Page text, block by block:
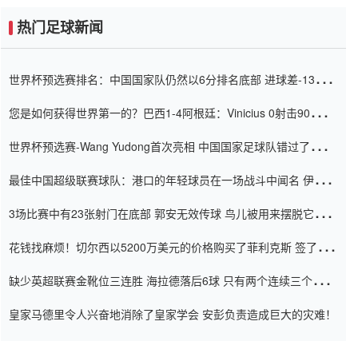
热门足球新闻
世界杯预选赛排名：中国国家队仍然以6分排名底部 进球差-13令人
您是如何获得世界第一的？巴西1-4阿根廷：Vinicius 0射击90分钟
世界杯预选赛-Wang Yudong首次亮相 中国国家足球队错过了世界
最佳中国超级联赛球队：港口的年轻球员在一场战斗中闻名 伊万放
3场比赛中有23张射门在底部 郭安无效传球 鸟儿被用来摆脱它
花钱找麻烦！切尔西以5200万美元的价格购买了菲利克斯 签了7年
缺少英超联赛金靴位三连胜 海拉德落后6球 只有两个连续三个连续
皇家马德里令人兴奋地消除了皇家学会 安彭负责造成巨大的灾难！